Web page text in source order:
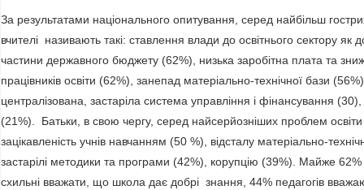
За результатами національного опитування, серед найбільш
вчителі називають такі: ставлення влади до освітнього сектору як
частини державного бюджету (62%), низька заробітна плата та
працівників освіти (62%), занепад матеріально-технічної бази
централізована, застаріла система управління і фінансування
(21%). Батьки, в свою чергу, серед найсерйозніших проблем освіти
зацікавленість учнів навчанням (50 %), відсталу матеріально-
застарілі методики та програми (42%), корупцію (39%). Майже 62%
схильні вважати, що школа дає добрі знання, 44% педагогів